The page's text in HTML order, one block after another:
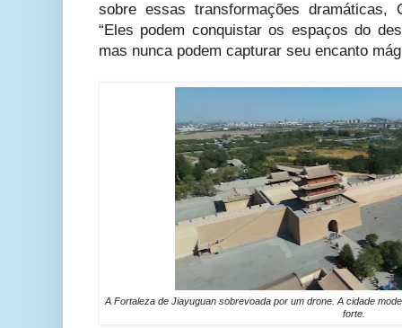
sobre essas transformações dramáticas,
“Eles podem conquistar os espaços do
mas nunca podem capturar seu encanto
A Fortaleza de Jiayuguan sobrevoada por um drone. A cidade
forte.